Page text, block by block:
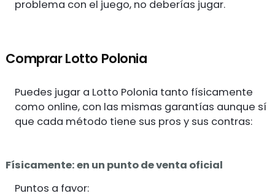
problema con el juego, no deberías jugar.
Comprar Lotto Polonia
Puedes jugar a Lotto Polonia tanto físicamente
como online, con las mismas garantías aunque sí
que cada método tiene sus pros y sus contras:
Físicamente: en un punto de venta oficial
Puntos a favor: